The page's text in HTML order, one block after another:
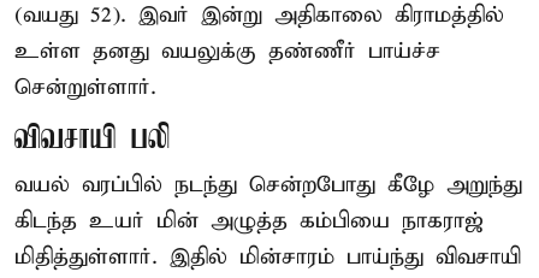
(வயது 52). இவர் இன்று அதிகாலை கிராமத்தில்
உள்ள தனது வயலுக்கு தண்ணீர் பாய்ச்ச
சென்றுள்ளார்.
விவசாயி பலி
வயல் வரப்பில் நடந்து சென்றபோது கீழே அறுந்து
கிடந்த உயர் மின் அழுத்த கம்பியை நாகராஜ்
மிதித்துள்ளார். இதில் மின்சாரம் பாய்ந்து விவசாயி